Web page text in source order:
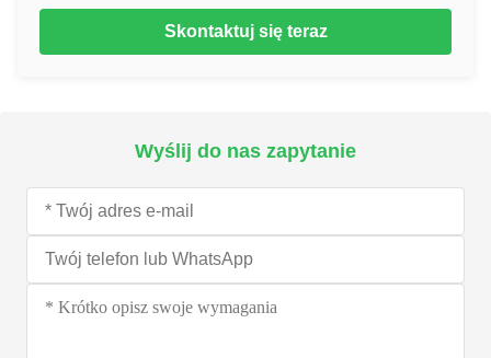
Skontaktuj się teraz
Wyślij do nas zapytanie